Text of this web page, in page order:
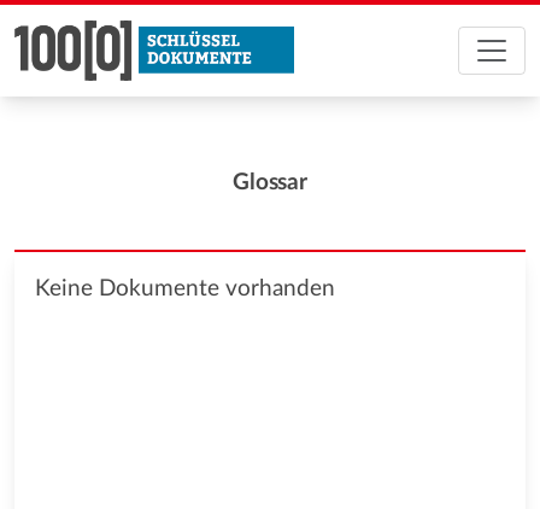
Glossar
Keine Dokumente vorhanden